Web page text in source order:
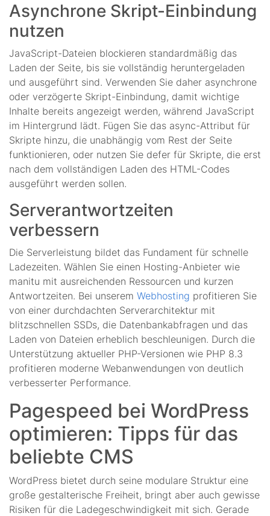
Asynchrone Skript-Einbindung
nutzen
JavaScript-Dateien blockieren standardmäßig das
Laden der Seite, bis sie vollständig heruntergeladen
und ausgeführt sind. Verwenden Sie daher asynchrone
oder verzögerte Skript-Einbindung, damit wichtige
Inhalte bereits angezeigt werden, während JavaScript
im Hintergrund lädt. Fügen Sie das async-Attribut für
Skripte hinzu, die unabhängig vom Rest der Seite
funktionieren, oder nutzen Sie defer für Skripte, die erst
nach dem vollständigen Laden des HTML-Codes
ausgeführt werden sollen.
Serverantwortzeiten
verbessern
Die Serverleistung bildet das Fundament für schnelle
Ladezeiten. Wählen Sie einen Hosting-Anbieter wie
manitu mit ausreichenden Ressourcen und kurzen
Antwortzeiten. Bei unserem Webhosting profitieren Sie
von einer durchdachten Serverarchitektur mit
blitzschnellen SSDs, die Datenbankabfragen und das
Laden von Dateien erheblich beschleunigen. Durch die
Unterstützung aktueller PHP-Versionen wie PHP 8.3
profitieren moderne Webanwendungen von deutlich
verbesserter Performance.
Pagespeed bei WordPress
optimieren: Tipps für das
beliebte CMS
WordPress bietet durch seine modulare Struktur eine
große gestalterische Freiheit, bringt aber auch gewisse
Risiken für die Ladegeschwindigkeit mit sich. Gerade